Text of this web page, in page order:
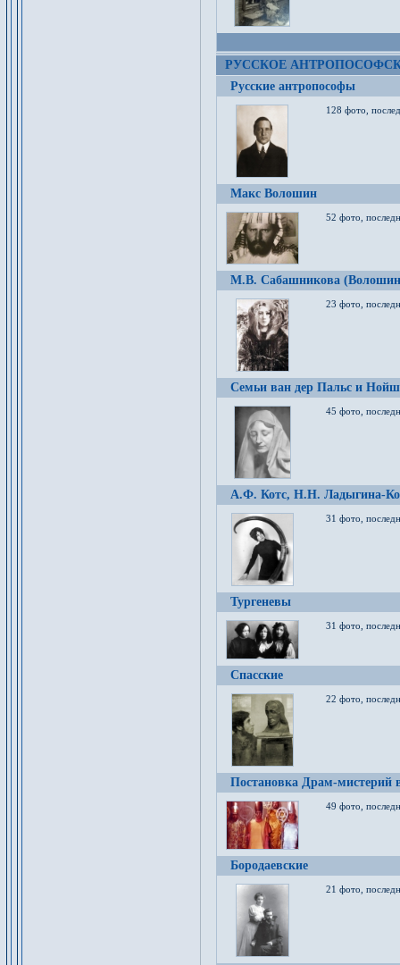
РУССКОЕ
Русские антропософы
128 фото,
Макс Волошин
52 фото,
М.В. Сабашникова
23 фото,
Семьи ван дер Пальс и
45 фото,
А.Ф. Котс, Н.Н. Ладыгина-
31 фото,
Тургеневы
31 фото,
Спасские
22 фото,
Постановка Драм-мистерий
49 фото,
Бородаевские
21 фото,